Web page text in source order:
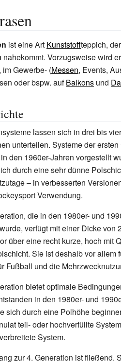
ist eine Art Kunststoffteppich,
nahekommt. Vorzugsweise wird
im Gewerbe- (Messen, Events,
oder bspw. aufBalkons und
lassen sich in drei bis vier
unterteilen. Systeme der ersten
den 1960er-Jahren vorgestellt
durch eine sehr dünne
– in verbesserten
Verwendung.
die in den 1980er- und
verfügt mit einer Dicke von
über eine recht kurze, hoch mit
Sie ist deshalb vor allem
Fußball und die
bietet optimale
in den 1980er- und
sich durch eine Polhöhe
teil- oder hochverfüllte
System.
zur 4. Generation ist fließend.